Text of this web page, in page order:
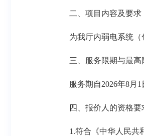
二、项目内容及要求
为我厅内弱电系统
三、服务限期与最高
服务期自2026年8月
四、报价人的资格要
1.符合《中华人民共